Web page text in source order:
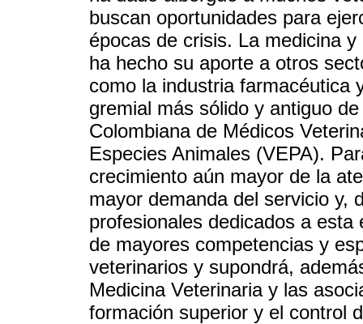
buscan oportunidades para
épocas de crisis. La medicina
ha hecho su aporte a otros
como la industria farmacéutica
gremial más sólido y antiguo
Colombiana de Médicos
Especies Animales (VEPA).
crecimiento aún mayor de la
mayor demanda del servicio y,
profesionales dedicados a
de mayores competencias y
veterinarios y supondrá,
Medicina Veterinaria y las
formación superior y el control